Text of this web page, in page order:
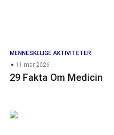
MENNESKELIGE AKTIVITETER
11 mar 2026
29 Fakta Om Medicin